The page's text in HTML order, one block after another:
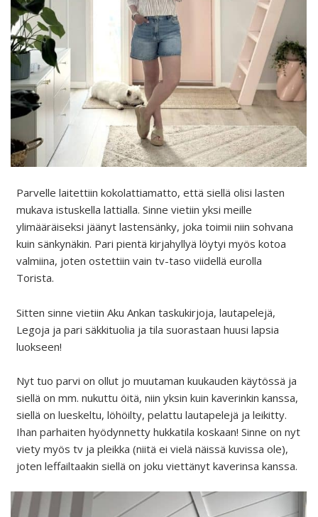
Parvelle laitettiin kokolattiamatto, että siellä olisi lasten
mukava istuskella lattialla. Sinne vietiin yksi meille
ylimääräiseksi jäänyt lastensänky, joka toimii niin sohvana
kuin sänkynäkin. Pari pientä kirjahyllyä löytyi myös kotoa
valmiina, joten ostettiin vain tv-taso viidellä eurolla
Torista.
Sitten sinne vietiin Aku Ankan taskukirjoja, lautapelejä,
Legoja ja pari säkkituolia ja tila suorastaan huusi lapsia
luokseen!
Nyt tuo parvi on ollut jo muutaman kuukauden käytössä ja
siellä on mm. nukuttu öitä, niin yksin kuin kaverinkin kanssa,
siellä on lueskeltu, löhöilty, pelattu lautapelejä ja leikitty.
Ihan parhaiten hyödynnetty hukkatila koskaan! Sinne on nyt
viety myös tv ja pleikka (niitä ei vielä näissä kuvissa ole),
joten leffailtaakin siellä on joku viettänyt kaverinsa kanssa.